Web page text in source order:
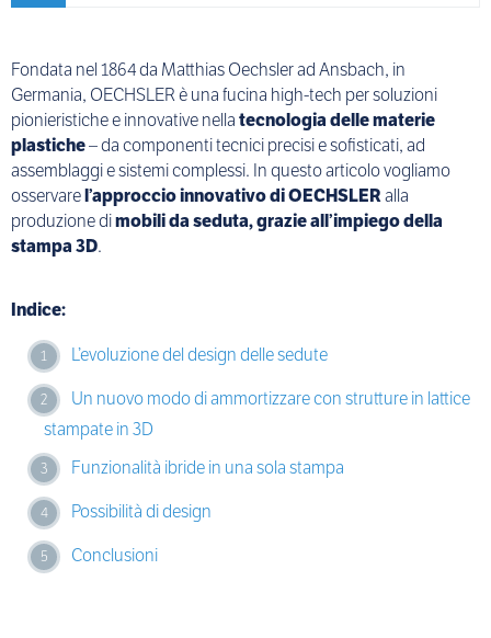
Fondata nel 1864 da Matthias Oechsler ad Ansbach, in
Germania, OECHSLER è una fucina high-tech per soluzioni
pionieristiche e innovative nellatecnologia delle materie
plastiche– da componenti tecnici precisi e sofisticati, ad
assemblaggi e sistemi complessi. In questo articolo vogliamo
osservarel’approccio innovativo di OECHSLERalla
produzione dimobili da seduta, grazie all’impiego della
stampa 3D.
Indice:
L’evoluzione del design delle sedute
Un nuovo modo di ammortizzare con strutture in lattice
stampate in 3D
Funzionalità ibride in una sola stampa
Possibilità di design
Conclusioni